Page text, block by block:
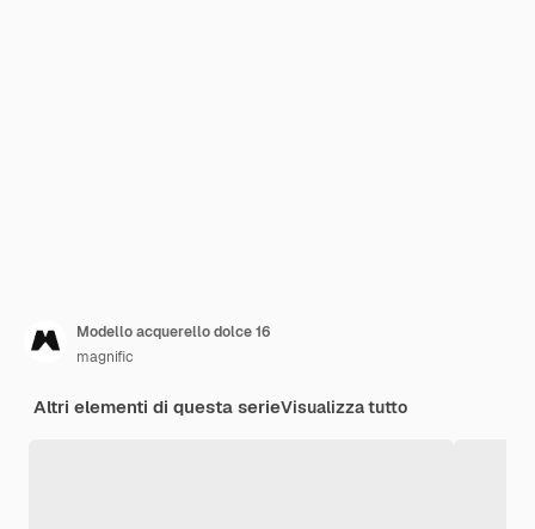
Modello acquerello dolce 16
magnific
Altri elementi di questa serieVisualizza tutto